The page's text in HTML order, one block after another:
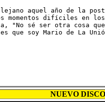
lejano aquel año de la
momentos difíciles en
"No sé ser otra cosa
que soy Mario de La
NUEVO